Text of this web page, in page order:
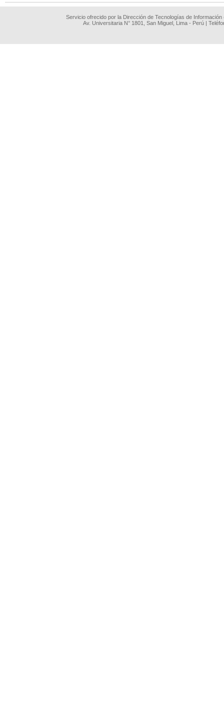
Servicio ofrecido por la Dirección de Tecnologías de
Av. Universitaria N° 1801, San Miguel, Lima - Perú |